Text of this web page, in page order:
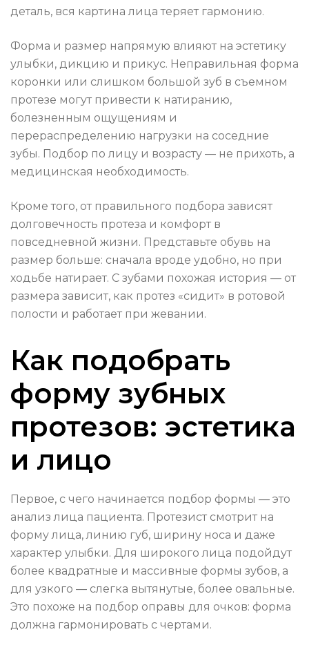
деталь, вся картина лица теряет гармонию.
Форма и размер напрямую влияют на эстетику
улыбки, дикцию и прикус. Неправильная форма
коронки или слишком большой зуб в съемном
протезе могут привести к натиранию,
болезненным ощущениям и
перераспределению нагрузки на соседние
зубы. Подбор по лицу и возрасту — не прихоть, а
медицинская необходимость.
Кроме того, от правильного подбора зависят
долговечность протеза и комфорт в
повседневной жизни. Представьте обувь на
размер больше: сначала вроде удобно, но при
ходьбе натирает. С зубами похожая история — от
размера зависит, как протез «сидит» в ротовой
полости и работает при жевании.
Как подобрать
форму зубных
протезов: эстетика
и лицо
Первое, с чего начинается подбор формы — это
анализ лица пациента. Протезист смотрит на
форму лица, линию губ, ширину носа и даже
характер улыбки. Для широкого лица подойдут
более квадратные и массивные формы зубов, а
для узкого — слегка вытянутые, более овальные.
Это похоже на подбор оправы для очков: форма
должна гармонировать с чертами.